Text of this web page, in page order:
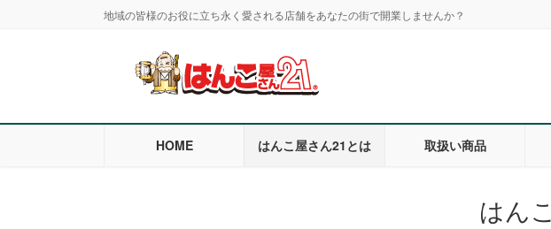
地域の皆様のお役に立ち永く愛される店舗をあなたの街で開業しませんか？
HOME はんこ屋さん21とは 取扱い商品
はん